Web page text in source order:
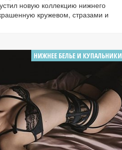
новую коллекцию нижнего
кружевом, стразами и
НИЖНЕЕ БЕЛЬЕ И КУПАЛЬНИКИ